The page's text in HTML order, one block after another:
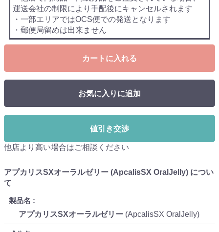
運送会社の制限により手配後にキャンセルされます
・一部エリアではOCS便での発送となります
・郵便局留めは出来ません
カートに入れる
お気に入りに追加
値引き交渉
他店より高い場合はご相談ください
アプカリスSXオーラルゼリー (ApcalisSX OralJelly) につい
て
製品名
アプカリスSXオーラルゼリー (ApcalisSX OralJelly)